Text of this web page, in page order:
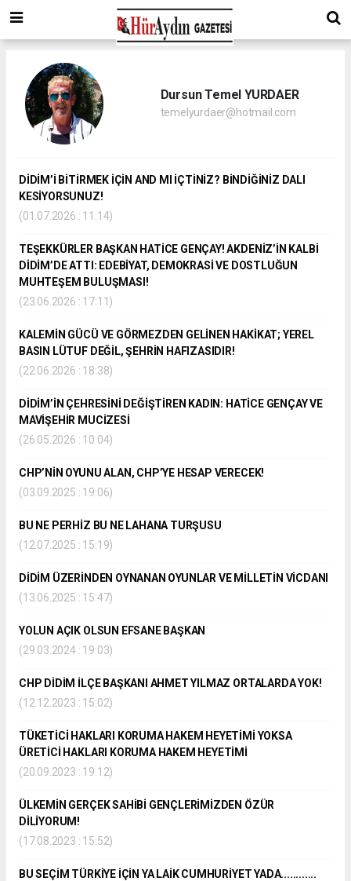
Dursun Temel YURDAER
temelyurdaer@hotmail.com
DİDİM’İ BİTİRMEK İÇİN AND MI İÇTİNİZ? BİNDİĞİNİZ DALI
KESİYORSUNUZ!
(01.07.2026 : 11:14)
TEŞEKKÜRLER BAŞKAN HATİCE GENÇAY! AKDENİZ’İN KALBİ
DİDİM’DE ATTI: EDEBİYAT, DEMOKRASİ VE DOSTLUĞUN
MUHTEŞEM BULUŞMASI!
(23.06.2026 : 17:11)
KALEMİN GÜCÜ VE GÖRMEZDEN GELİNEN HAKİKAT; YEREL
BASIN LÜTUF DEĞİL, ŞEHRİN HAFIZASIDIR!
(22.06.2026 : 18:38)
DİDİM’İN ÇEHRESİNİ DEĞİŞTİREN KADIN: HATİCE GENÇAY VE
MAVİŞEHİR MUCİZESİ
(26.05.2026 : 10:04)
CHP’NİN OYUNU ALAN, CHP’YE HESAP VERECEK!
(03.09.2025 : 19:06)
BU NE PERHİZ BU NE LAHANA TURŞUSU
(12.07.2025 : 15:19)
DİDİM ÜZERİNDEN OYNANAN OYUNLAR VE MİLLETİN VİCDANI
(13.06.2025 : 15:47)
YOLUN AÇIK OLSUN EFSANE BAŞKAN
(29.03.2024 : 19:03)
CHP DİDİM İLÇE BAŞKANI AHMET YILMAZ ORTALARDA YOK!
(12.12.2023 : 15:02)
TÜKETİCİ HAKLARI KORUMA HAKEM HEYETİMİ YOKSA
ÜRETİCİ HAKLARI KORUMA HAKEM HEYETİMİ
(20.09.2023 : 19:12)
ÜLKEMİN GERÇEK SAHİBİ GENÇLERİMİZDEN ÖZÜR
DİLİYORUM!
(17.08.2023 : 15:52)
BU SEÇİM TÜRKİYE İÇİN YA LAİK CUMHURİYET YADA............